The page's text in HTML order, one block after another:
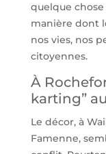
quelque
manière dont
nos vies, nos
citoyennes.
À
karting”
Le décor, à
Famenne,